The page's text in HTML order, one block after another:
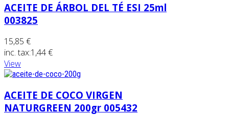
ACEITE DE ÁRBOL DEL TÉ ESI 25ml
003825
15,85 €
inc. tax:1,44 €
View
ACEITE DE COCO VIRGEN
NATURGREEN 200gr 005432